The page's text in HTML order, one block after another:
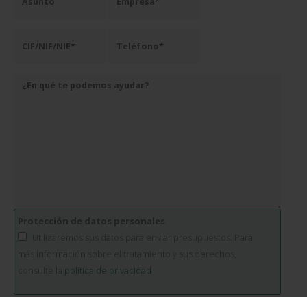
política de privacidad